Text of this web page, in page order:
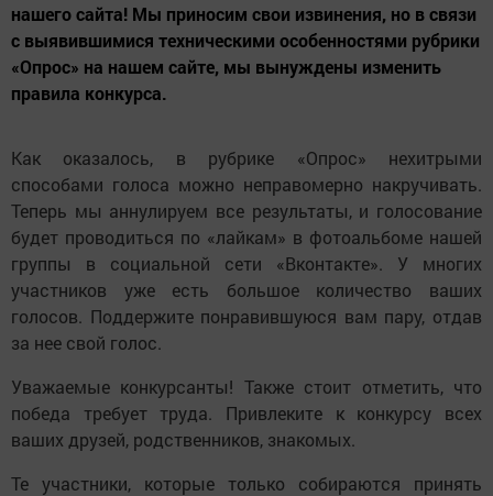
нашего сайта! Мы приносим свои извинения, но в связи
с выявившимися техническими особенностями рубрики
«Опрос» на нашем сайте, мы вынуждены изменить
правила конкурса.
Как оказалось, в рубрике «Опрос» нехитрыми
способами голоса можно неправомерно накручивать.
Теперь мы аннулируем все результаты, и голосование
будет проводиться по «лайкам» в фотоальбоме нашей
группы в социальной сети «Вконтакте». У многих
участников уже есть большое количество ваших
голосов. Поддержите понравившуюся вам пару, отдав
за нее свой голос.
Уважаемые конкурсанты! Также стоит отметить, что
победа требует труда. Привлеките к конкурсу всех
ваших друзей, родственников, знакомых.
Те участники, которые только собираются принять